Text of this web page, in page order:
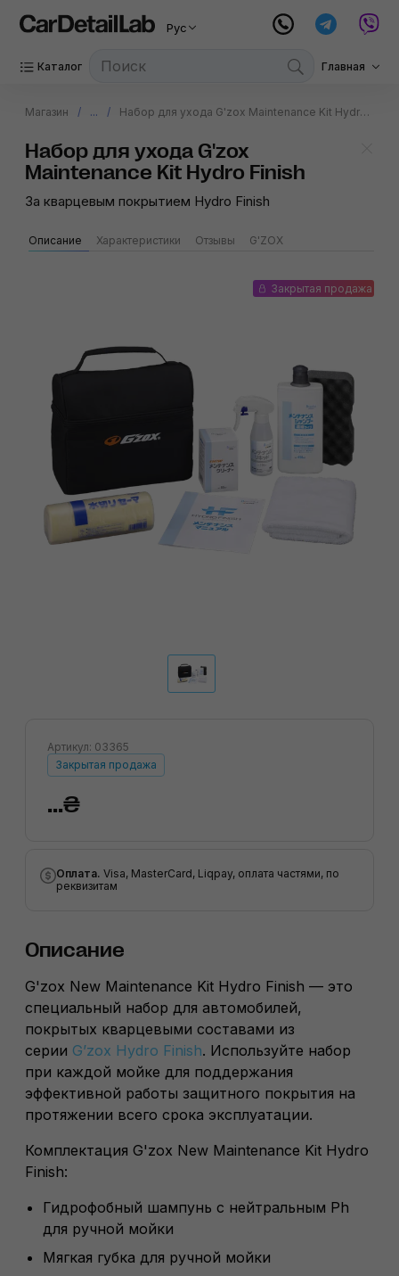
Рус
Каталог Главная
Магазин ... Набор для ухода G'zox Maintenance Kit Hydro Finish
Набор для ухода G'zox
Maintenance Kit Hydro Finish
За кварцевым покрытием Hydro Finish
Описание Характеристики Отзывы G'ZOX
Закрытая продажа
Артикул: 03365
Закрытая продажа
...₴
Оплата. Visa, MasterCard, Liqpay, оплата частями, по
реквизитам
Описание
G'zox New Maintenance Kit Hydro Finish — это
специальный набор для автомобилей,
покрытых кварцевыми составами из
серии G’zox Hydro Finish. Используйте набор
при каждой мойке для поддержания
эффективной работы защитного покрытия на
протяжении всего срока эксплуатации.
Комплектация G'zox New Maintenance Kit Hydro
Finish:
Гидрофобный шампунь с нейтральным Ph
для ручной мойки
Мягкая губка для ручной мойки